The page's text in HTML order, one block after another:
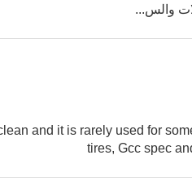
clean and it is rarely used for
tires, Gcc spec